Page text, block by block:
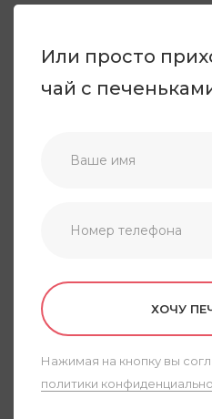
Или просто
чай с
ХОЧУ
Нажимая на кнопку вы
политики